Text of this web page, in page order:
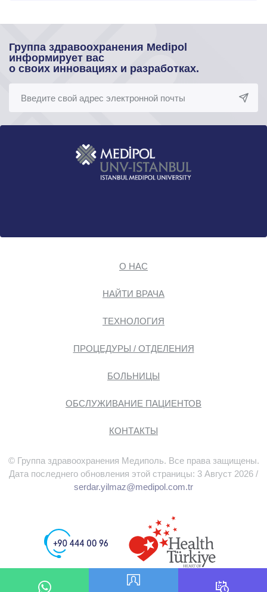
Группа здравоохранения Medipol
информирует вас
о своих инновациях и разработках.
О НАС
НАЙТИ ВРАЧА
ТЕХНОЛОГИЯ
ПРОЦЕДУРЫ / ОТДЕЛЕНИЯ
БОЛЬНИЦЫ
ОБСЛУЖИВАНИЕ ПАЦИЕНТОВ
КОНТАКТЫ
© Группа здравоохранения Медиполь. Все права защищены.
Дата последнего обновления этой страницы: 3 Август 2026 /
serdar.yilmaz@medipol.com.tr